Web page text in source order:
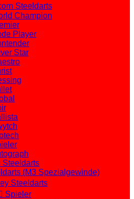
Steeldarts
Champion
Player
Star
Steeldarts
(M3 Spezialgewinde)
Steeldarts
Spieler